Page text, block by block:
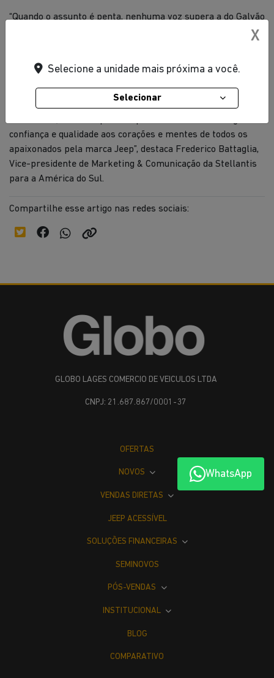
“Quando o assunto é penta, nenhuma voz supera a do Galvão
garantia não é para qualquer um. Somente uma marca que
confia no seu produto é capaz de apresentar um benefício
como esse. E para amplificar essa novidade, fizemos uma
campanha que vai além das palavras. Com uma abordagem
confiança e qualidade aos corações e mentes de todos os
apaixonados pela marca Jeep”, destaca Frederico Battaglia,
Vice-presidente de Marketing & Comunicação da Stellantis
para a América do Sul.
Compartilhe esse artigo nas redes sociais:
WhatsApp
GLOBO LAGES COMERCIO DE VEICULOS LTDA
CNPJ: 21.687.867/0001-37
OFERTAS
NOVOS
VENDAS DIRETAS
JEEP ACESSÍVEL
SOLUÇÕES FINANCEIRAS
SEMINOVOS
PÓS-VENDAS
INSTITUCIONAL
BLOG
COMPARATIVO
X
Selecione a unidade mais próxima a você.
Selecionar